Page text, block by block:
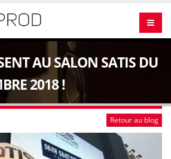
AU SALON SATIS DU
2018 !
Retour au blog